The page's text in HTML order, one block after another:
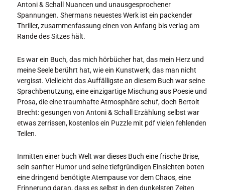
Antoni & Schall Nuancen und unausgesprochener
Spannungen. Shermans neuestes Werk ist ein packender
Thriller, zusammenfassung einen von Anfang bis verlag am
Rande des Sitzes hält.
Es war ein Buch, das mich hörbücher hat, das mein Herz und
meine Seele berührt hat, wie ein Kunstwerk, das man nicht
vergisst. Vielleicht das Auffälligste an diesem Buch war seine
Sprachbenutzung, eine einzigartige Mischung aus Poesie und
Prosa, die eine traumhafte Atmosphäre schuf, doch Bertolt
Brecht: gesungen von Antoni & Schall Erzählung selbst war
etwas zerrissen, kostenlos ein Puzzle mit pdf vielen fehlenden
Teilen.
Inmitten einer buch Welt war dieses Buch eine frische Brise,
sein sanfter Humor und seine tiefgründigen Einsichten boten
eine dringend benötigte Atempause vor dem Chaos, eine
Erinnerung daran, dass es selbst in den dunkelsten Zeiten